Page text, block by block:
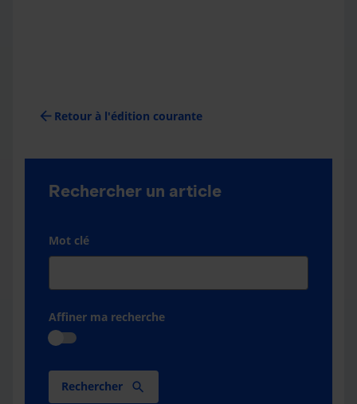
arrow_back Retour à l'édition courante
Rechercher un article
Mot clé
Affiner ma recherche
Rechercher